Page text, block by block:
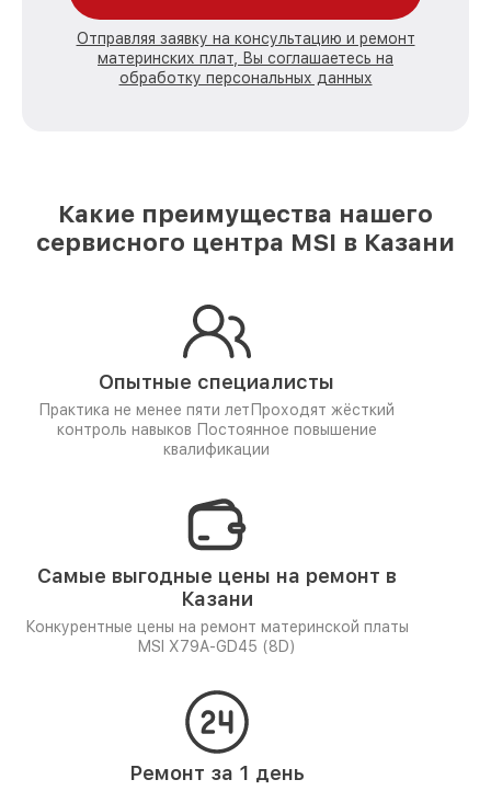
Отправляя заявку на консультацию и ремонт
материнских плат, Вы соглашаетесь на
обработку персональных данных
Какие преимущества нашего
сервисного центра MSI в Казани
Опытные специалисты
Практика не менее пяти лет Проходят жёсткий
контроль навыков Постоянное повышение
квалификации
Самые выгодные цены на ремонт в
Казани
Конкурентные цены на ремонт материнской платы
MSI X79A-GD45 (8D)
Ремонт за 1 день